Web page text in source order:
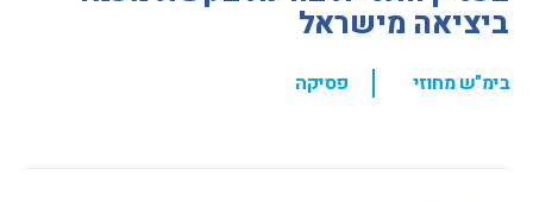
ביציאה מישראל
בימ"ש מחוזי , פסיקה